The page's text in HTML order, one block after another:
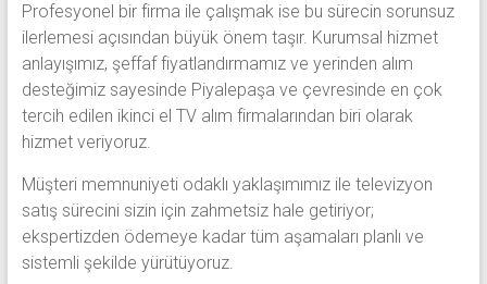
Profesyonel bir firma ile çalışmak ise bu sürecin sorunsuz
ilerlemesi açısından büyük önem taşır. Kurumsal hizmet
anlayışımız, şeffaf fiyatlandırmamız ve yerinden alım
desteğimiz sayesinde Piyalepaşa ve çevresinde en çok
tercih edilen ikinci el TV alım firmalarından biri olarak
hizmet veriyoruz.
Müşteri memnuniyeti odaklı yaklaşımımız ile televizyon
satış sürecini sizin için zahmetsiz hale getiriyor;
ekspertizden ödemeye kadar tüm aşamaları planlı ve
sistemli şekilde yürütüyoruz.